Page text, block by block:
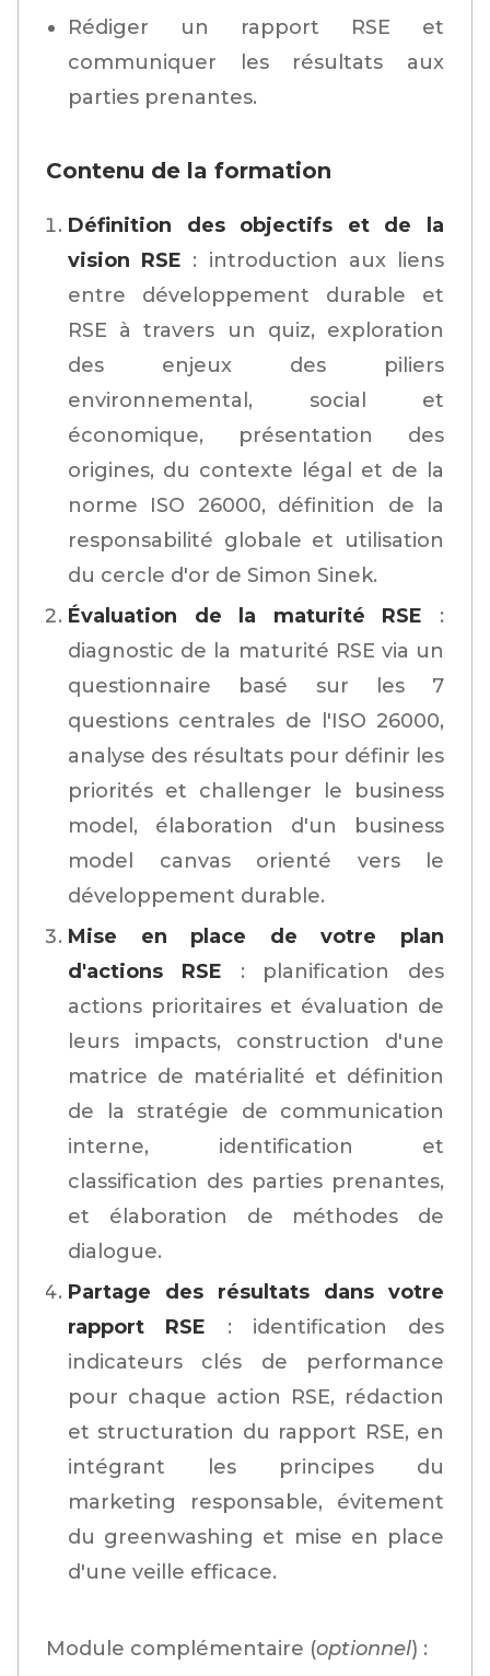
Rédiger un rapport RSE et
communiquer les résultats aux
parties prenantes.
Contenu de la formation
Définition des objectifs et de la
vision RSE : introduction aux liens
entre développement durable et
RSE à travers un quiz, exploration
des enjeux des piliers
environnemental, social et
économique, présentation des
origines, du contexte légal et de la
norme ISO 26000, définition de la
responsabilité globale et utilisation
du cercle d'or de Simon Sinek.
Évaluation de la maturité RSE :
diagnostic de la maturité RSE via un
questionnaire basé sur les 7
questions centrales de l'ISO 26000,
analyse des résultats pour définir les
priorités et challenger le business
model, élaboration d'un business
model canvas orienté vers le
développement durable.
Mise en place de votre plan
d'actions RSE : planification des
actions prioritaires et évaluation de
leurs impacts, construction d'une
matrice de matérialité et définition
de la stratégie de communication
interne, identification et
classification des parties prenantes,
et élaboration de méthodes de
dialogue.
Partage des résultats dans votre
rapport RSE : identification des
indicateurs clés de performance
pour chaque action RSE, rédaction
et structuration du rapport RSE, en
intégrant les principes du
marketing responsable, évitement
du greenwashing et mise en place
d'une veille efficace.
Module complémentaire (optionnel) :